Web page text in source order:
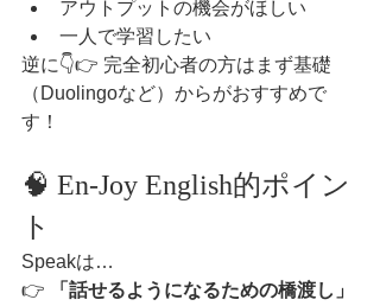
アウトプットの機会がほしい
一人で学習したい
逆に👇👉 完全初心者の方はまず基礎
（Duolingoなど）からがおすすめで
す！
🧠 En-Joy English的ポイン
ト
Speakは…
👉
「話せるようになるための橋渡し」